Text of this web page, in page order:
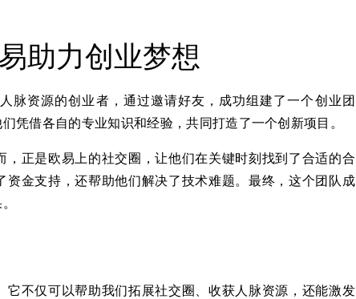
助力创业梦想
脉资源的创业者，通过邀请好友，成功组建了一个创业团
凭借各自的专业知识和经验，共同打造了一个创新项目。
正是欧易上的社交圈，让他们在关键时刻找到了合适的合
金支持，还帮助他们解决了技术难题。最终，这个团队成
不仅可以帮助我们拓展社交圈、收获人脉资源，还能激发